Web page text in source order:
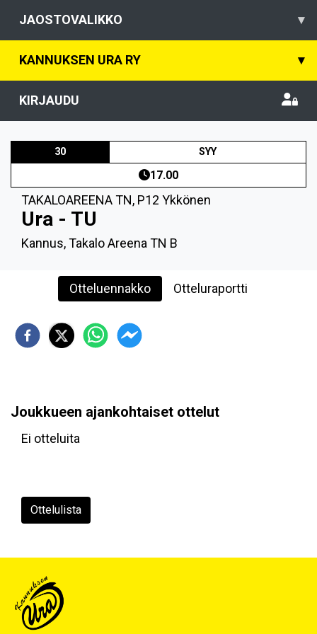
JAOSTOVALIKKO ▾
KANNUKSEN URA RY ▾
KIRJAUDU
30 SYY
17.00
TAKALOAREENA TN, P12 Ykkönen
Ura - TU
Kannus, Takalo Areena TN B
Otteluennakko Otteluraportti
Joukkueen ajankohtaiset ottelut
Ei otteluita
Ottelulista